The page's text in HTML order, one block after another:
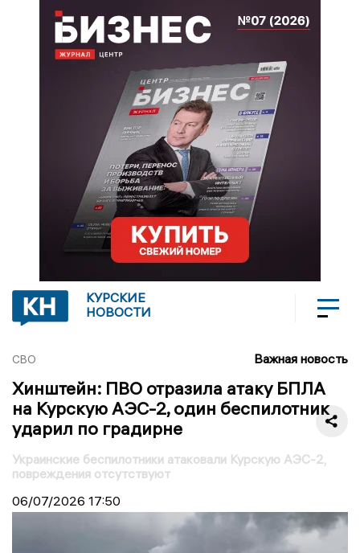
КУРСКИЕ
НОВОСТИ
СВО Важная новость
Хинштейн: ПВО отразила атаку БПЛА
на Курскую АЭС-2, один беспилотник
ударил по градирне
Украинские беспилотники атаковали Курскую АЭС-2,
повреждения отсутствуют
06/07/2026 17:50